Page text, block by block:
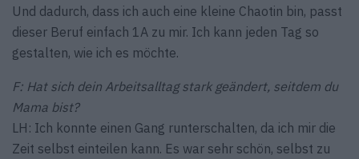
Und dadurch, dass ich auch eine kleine Chaotin bin, passt
dieser Beruf einfach 1A zu mir. Ich kann jeden Tag so
gestalten, wie ich es möchte.
F: Hat sich dein Arbeitsalltag stark geändert, seitdem du
Mama bist?
LH: Ich konnte einen Gang runterschalten, da ich mir die
Zeit selbst einteilen kann. Es war sehr schön, selbst zu